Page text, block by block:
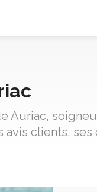
Auriac,
avis clients,